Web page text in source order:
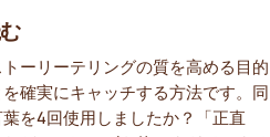
ーリーテリングの質を高める目的
確実にキャッチする方法です。同
を4回使用しましたか？「正直